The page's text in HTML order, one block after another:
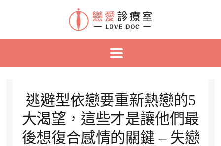
逃避型依戀要重新熱戀的5
大渴望，這些才是讓他們最
後想復合感情的關鍵 – 失戀